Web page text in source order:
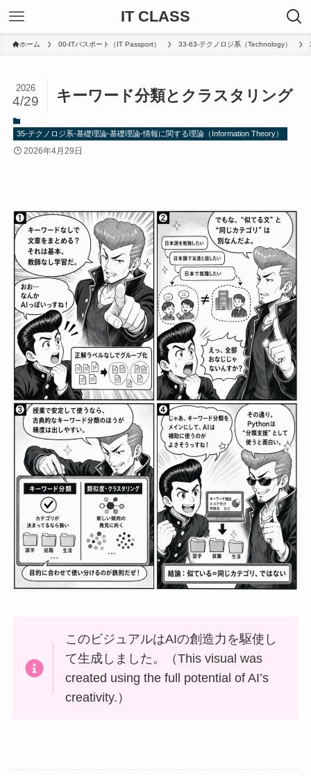
IT CLASS
ホーム 00-ITパスポート（IT Passport） 33-63-テクノロジ系（Technology）
キーワード分類とクラスタリング
2026
4/29
35-テクノロジ系-基礎理論-基礎理論-情報に関する理論（Information Theory）
2026年4月29日
このビジュアルはAIの創造力を駆使し
て生成しました。（This visual was
created using the full potential of AI’s
creativity.）